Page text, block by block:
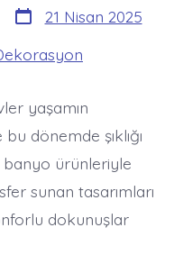
Yazı
tarihi
21 Nisan 2025
yaşamın
dönemde şıklığı
ürünleriyle
sunan tasarımları
dokunuşlar